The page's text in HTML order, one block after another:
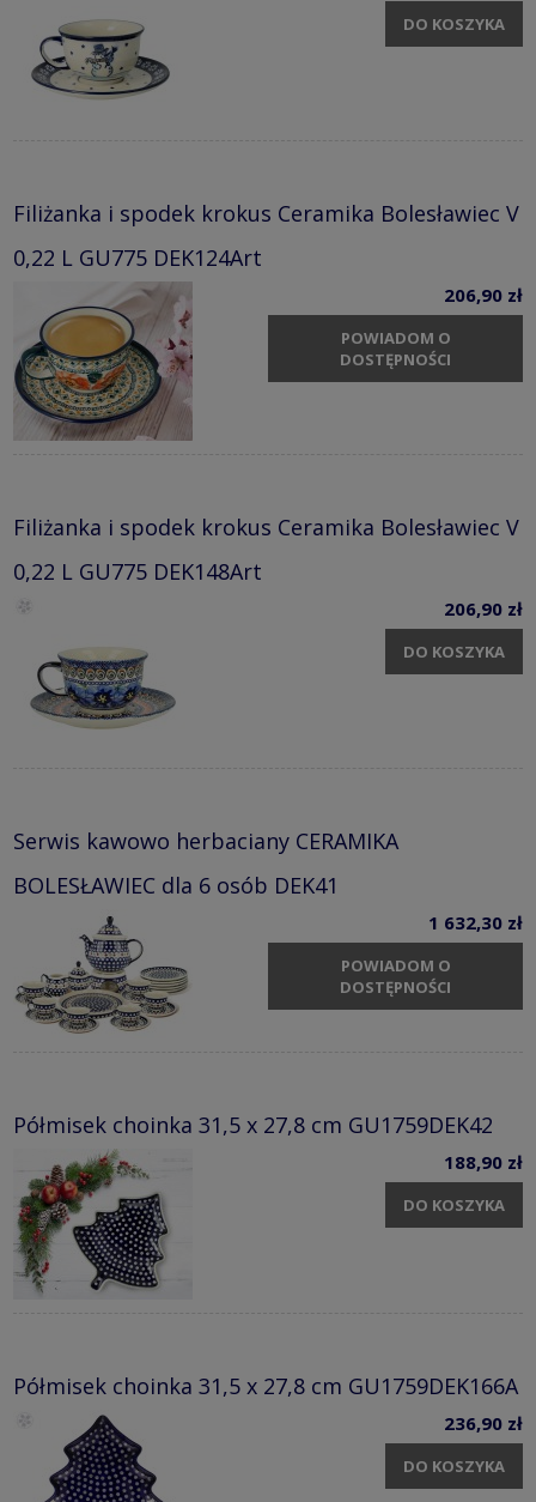
DO KOSZYKA
Filiżanka i spodek krokus Ceramika Bolesławiec V
0,22 L GU775 DEK124Art
206,90 zł
POWIADOM O
DOSTĘPNOŚCI
Filiżanka i spodek krokus Ceramika Bolesławiec V
0,22 L GU775 DEK148Art
206,90 zł
DO KOSZYKA
Serwis kawowo herbaciany CERAMIKA
BOLESŁAWIEC dla 6 osób DEK41
1 632,30 zł
POWIADOM O
DOSTĘPNOŚCI
Półmisek choinka 31,5 x 27,8 cm GU1759DEK42
188,90 zł
DO KOSZYKA
Półmisek choinka 31,5 x 27,8 cm GU1759DEK166A
236,90 zł
DO KOSZYKA